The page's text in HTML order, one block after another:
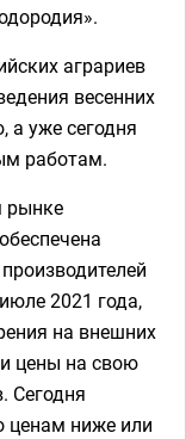
аграриев
весенних
а уже сегодня
работам.
рынке
2021 года,
на внешних
цены на свою
Сегодня
ценам ниже или